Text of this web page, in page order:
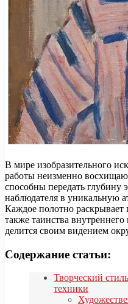
В мире изобразительного
работы неизменно
способны передать глубину
наблюдателя в уникальную
Каждое полотно
также таинства
делится своим видением
Содержание статьи:
Творческий
техники